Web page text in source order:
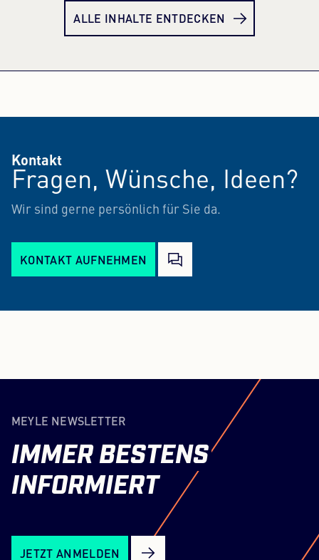
ALLE INHALTE ENTDECKEN
Kontakt
Fragen, Wünsche, Ideen?
Wir sind gerne persönlich für Sie da.
KONTAKT AUFNEHMEN
MEYLE NEWSLETTER
IMMER BESTENS
INFORMIERT
JETZT ANMELDEN